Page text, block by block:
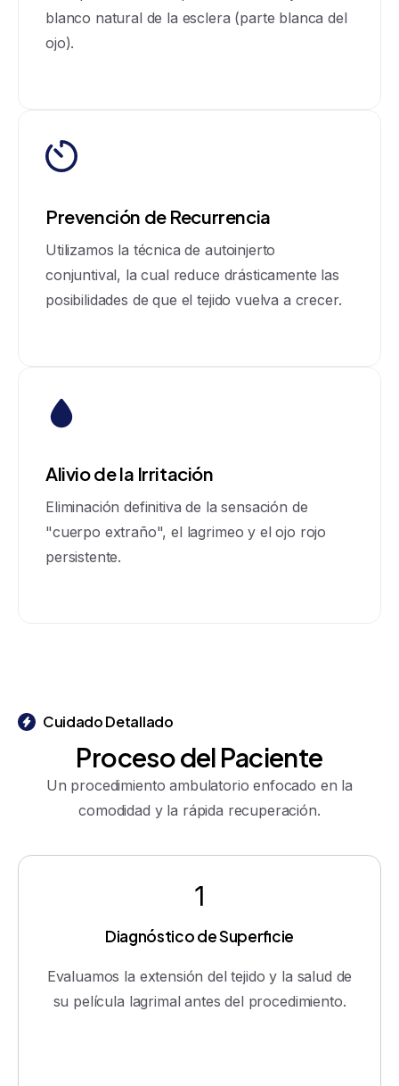
blanco natural de la esclera (parte blanca del
ojo).
Prevención de Recurrencia
Utilizamos la técnica de autoinjerto
conjuntival, la cual reduce drásticamente las
posibilidades de que el tejido vuelva a crecer.
Alivio de la Irritación
Eliminación definitiva de la sensación de
"cuerpo extraño", el lagrimeo y el ojo rojo
persistente.
Cuidado Detallado
ProcesodelPaciente
Un procedimiento ambulatorio enfocado en la
comodidad y la rápida recuperación.
1
Diagnóstico de Superficie
Evaluamos la extensión del tejido y la salud de
su película lagrimal antes del procedimiento.